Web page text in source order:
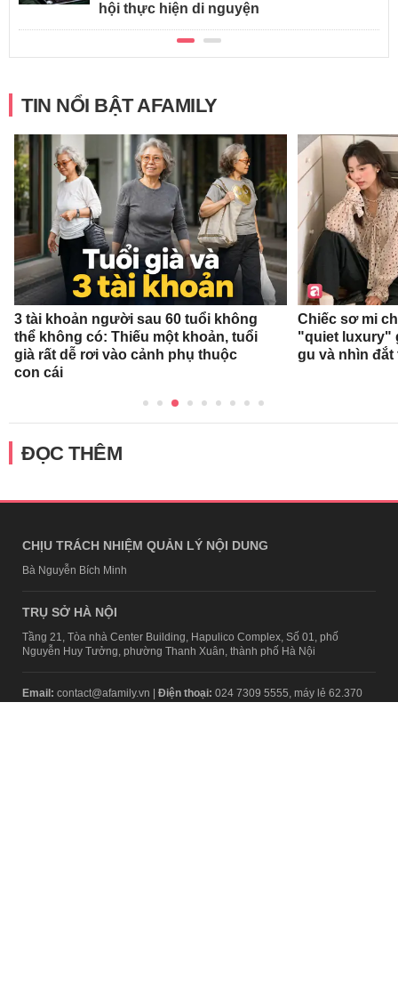
hội thực hiện di nguyện
TIN NỔI BẬT AFAMILY
3 tài khoản người sau 60 tuổi không
thể không có: Thiếu một khoản, tuổi
già rất dễ rơi vào cảnh phụ thuộc
con cái
Chiếc sơ mi
"quiet luxury"
gu và nhìn
ĐỌC THÊM
CHỊU TRÁCH NHIỆM QUẢN LÝ NỘI DUNG
Bà Nguyễn Bích Minh
TRỤ SỞ HÀ NỘI
Tầng 21, Tòa nhà Center Building, Hapulico Complex, Số 01, phố
Nguyễn Huy Tưởng, phường Thanh Xuân, thành phố Hà Nội
Email: contact@afamily.vn | Điện thoại: 024 7309 5555, máy lẻ 62.370